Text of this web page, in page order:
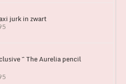
jurk in zwart
~ The Aurelia pencil